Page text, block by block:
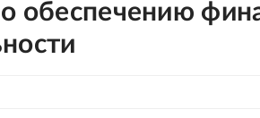
обеспечению